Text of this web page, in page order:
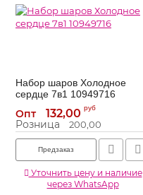
Набор шаров Холодное
сердце 7в1 10949716
Артикул: 10949716
Опт 132,00 руб
Розница 200,00
Предзаказ
Уточнить цену и наличие
через WhatsApp